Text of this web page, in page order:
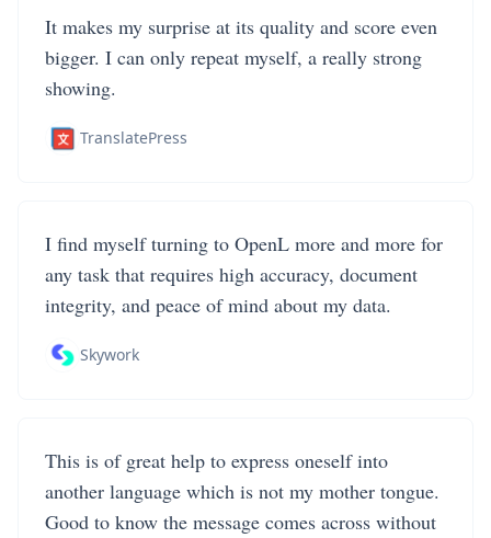
It makes my surprise at its quality and score even
bigger. I can only repeat myself, a really strong
showing.
TranslatePress
I find myself turning to OpenL more and more for
any task that requires high accuracy, document
integrity, and peace of mind about my data.
Skywork
This is of great help to express oneself into
another language which is not my mother tongue.
Good to know the message comes across without